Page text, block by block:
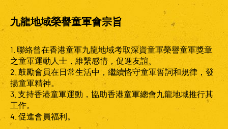
九龍地域榮譽童軍會宗旨
1. 聯絡曾在香港童軍九龍地域考取深資童軍榮譽童軍獎章
之童軍運動人士，維繫感情，促進友誼。
2. 鼓勵會員在日常生活中，繼續恪守童軍誓詞和規律，發
揚童軍精神。
3. 支持香港童軍運動，協助香港童軍總會九龍地域推行其
工作。
4. 促進會員福利。